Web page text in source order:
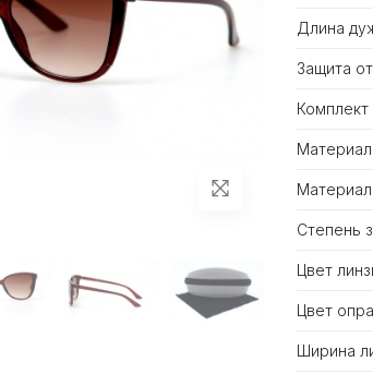
Длина
Защита
Комплект
Степень
Цвет
Цвет
Ширина